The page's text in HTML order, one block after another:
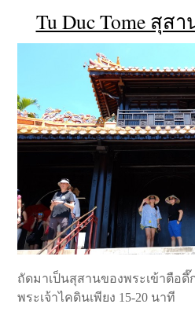
Tu Duc Tome สุส
ถัดมาเป็นสุสานของพระเข้าตือดึ๊
พระเจ้าไคดินเพียง 15-20 นาที